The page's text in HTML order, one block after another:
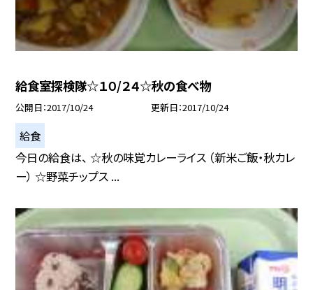
給食室探検隊☆１０/２４☆秋の食べ物
公開日 2017/10/24 更新日 2017/10/24
給食
今日の給食は、 ☆秋の味覚カレーライス （新米ご飯・秋カレ
ー） ☆野菜チップス ...